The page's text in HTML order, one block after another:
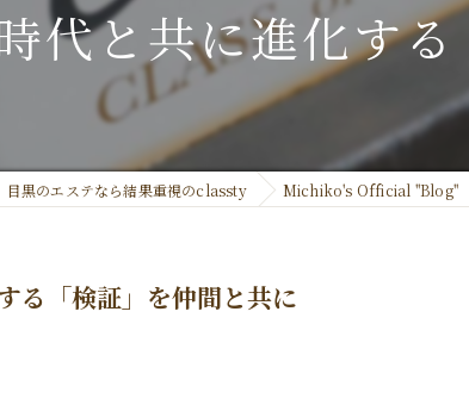
代と共に進化す
目黒のエステなら結果重視のclassty Michiko's Official ''Blog''
る「検証」を仲間と共に